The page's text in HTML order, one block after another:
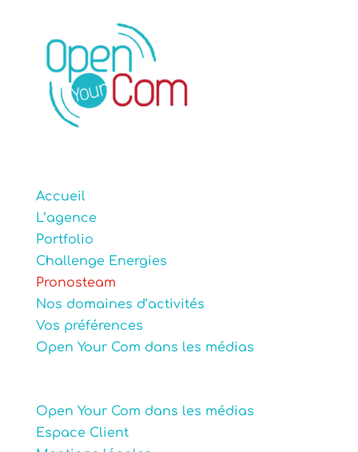
Accueil
L’agence
Portfolio
Challenge Energies
Pronosteam
Nos domaines d’activités
Vos préférences
Open Your Com dans les médias
Open Your Com dans les médias
Espace Client